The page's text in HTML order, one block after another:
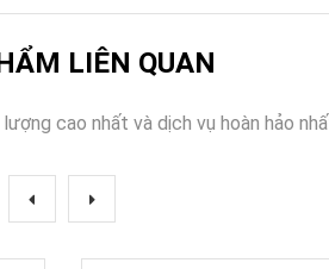
LIÊN QUAN
cao nhất và dịch vụ hoàn hảo